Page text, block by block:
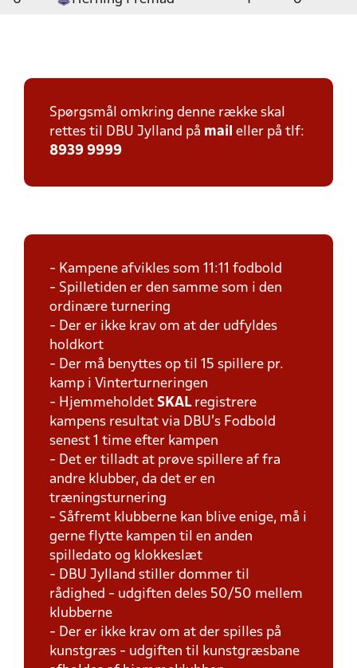
Spørgsmål omkring denne række skal
rettes til DBU Jylland på mail eller på tlf:
8939 9999
- Kampene afvikles som 11:11 fodbold
- Spilletiden er den samme som i den
ordinære turnering
- Der er ikke krav om at der udfyldes
holdkort
- Der må benyttes op til 15 spillere pr.
kamp i Vinterturneringen
- Hjemmeholdet SKAL registrere
kampens resultat via DBU's Fodbold
senest 1 time efter kampen
- Det er tilladt at prøve spillere af fra
andre klubber, da det er en
træningsturnering
- Såfremt klubberne kan blive enige, må i
gerne flytte kampen til en anden
spilledato og klokkeslæt
- DBU Jylland stiller dommer til
rådighed - udgiften deles 50/50 mellem
klubberne
- Der er ikke krav om at der spilles på
kunstgræs - udgiften til kunstgræsbane